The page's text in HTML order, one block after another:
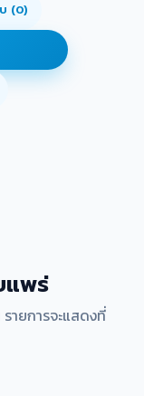
(0)
แพร่
ายการจะแสดงที่